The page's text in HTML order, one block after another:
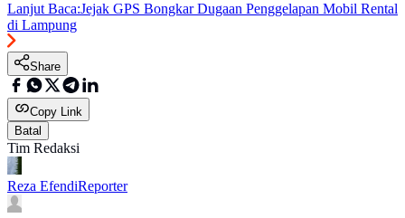
Lanjut Baca:Jejak GPS Bongkar Dugaan Penggelapan Mobil Rental
di Lampung
Share
Copy Link
Batal
Tim Redaksi
Reza EfendiReporter